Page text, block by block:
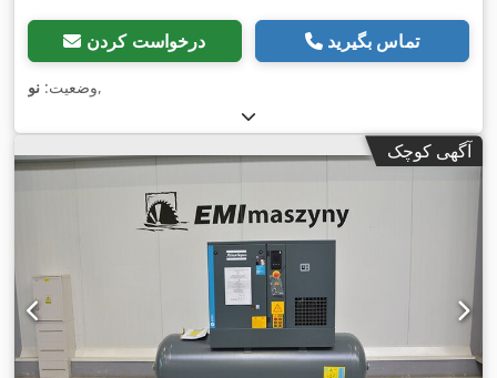
درخواست کردن تماس بگیرید
وضعیت: نو ,
آگهی کوچک